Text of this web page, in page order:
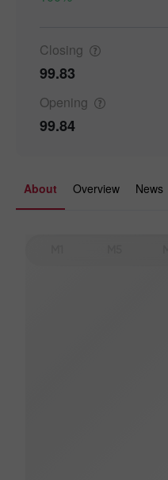
Closing
99.83
Opening
99.84
About Overview News